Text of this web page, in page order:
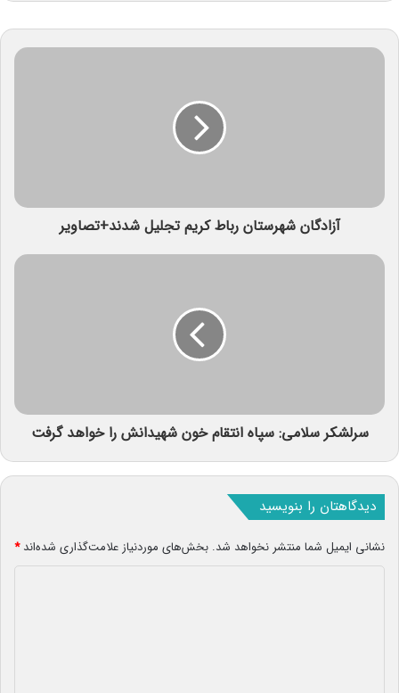
آزادگان شهرستان رباط کریم تجلیل شدند+تصاویر
سرلشکر سلامی: سپاه انتقام خون شهیدانش را خواهد گرفت
دیدگاهتان را بنویسید
نشانی ایمیل شما منتشر نخواهد شد. بخش‌های موردنیاز علامت‌گذاری شده‌اند*